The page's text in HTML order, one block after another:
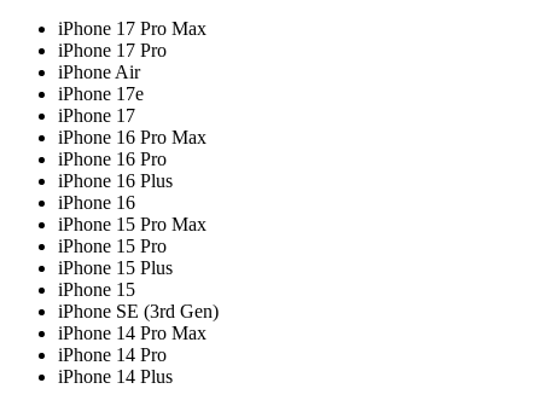
iPhone 17 Pro Max
iPhone 17 Pro
iPhone Air
iPhone 17e
iPhone 17
iPhone 16 Pro Max
iPhone 16 Pro
iPhone 16 Plus
iPhone 16
iPhone 15 Pro Max
iPhone 15 Pro
iPhone 15 Plus
iPhone 15
iPhone SE (3rd Gen)
iPhone 14 Pro Max
iPhone 14 Pro
iPhone 14 Plus